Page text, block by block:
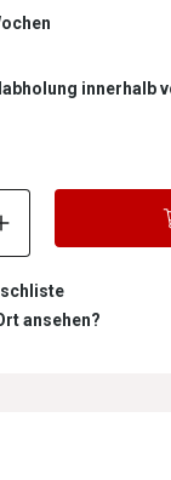
innerhalb
Produkt Anzahl:
ansehen?